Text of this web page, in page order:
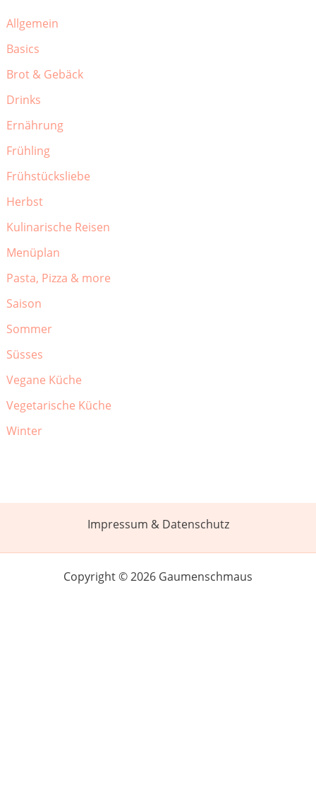
Allgemein
Basics
Brot & Gebäck
Drinks
Ernährung
Frühling
Frühstücksliebe
Herbst
Kulinarische Reisen
Menüplan
Pasta, Pizza & more
Saison
Sommer
Süsses
Vegane Küche
Vegetarische Küche
Winter
Impressum & Datenschutz
Copyright © 2026 Gaumenschmaus